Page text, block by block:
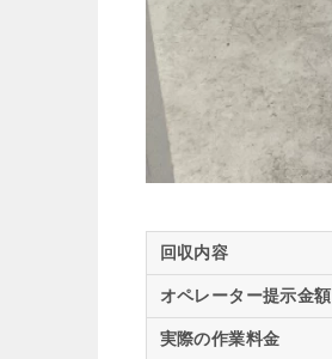
回収内容
オペレーター提示金額
実際の作業料金